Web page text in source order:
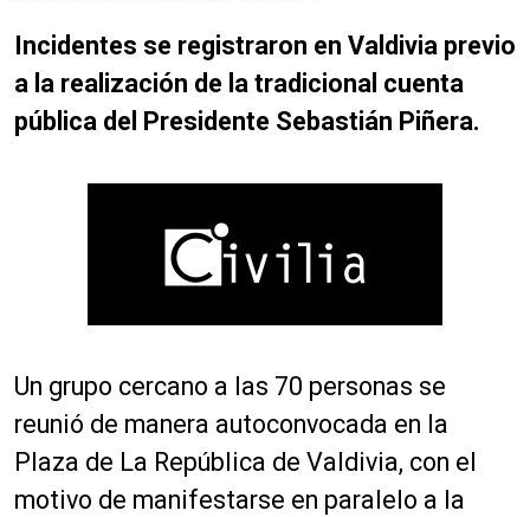
Incidentes se registraron en Valdivia previo
a la realización de la tradicional cuenta
pública del Presidente Sebastián Piñera.
Un grupo cercano a las 70 personas se
reunió de manera autoconvocada en la
Plaza de La República de Valdivia, con el
motivo de manifestarse en paralelo a la